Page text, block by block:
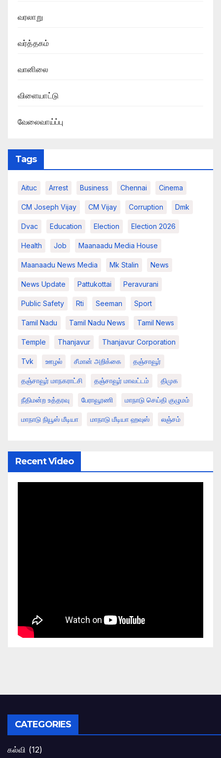
வரலாறு
வர்த்தகம்
வானிலை
விளையாட்டு
வேலைவாய்ப்பு
Tags
Aituc Arrest Business Chennai Cinema
CM Joseph Vijay CM Vijay Corruption Dmk
Dvac Education Election Election 2026
Health Job Maanaadu Media House
Maanaadu News Media Mk Stalin News
News Update Pattukottai Peravurani
Public Safety Rti Seeman Sport
Tamil Nadu Tamil Nadu News Tamil News
Temple Thanjavur Thanjavur Corporation
Tvk ஊழல் சீமான் அறிக்கை தஞ்சாவூர்
தஞ்சாவூர் மாநகராட்சி தஞ்சாவூர் மாவட்டம் திமுக
நீதிமன்ற உத்தரவு பேராவூரணி மாநாடு செய்தி குழுமம்
மாநாடு நியூஸ் மீடியா மாநாடு மீடியா ஹவுஸ் லஞ்சம்
Recent Video
CATEGORIES
கல்வி (12)